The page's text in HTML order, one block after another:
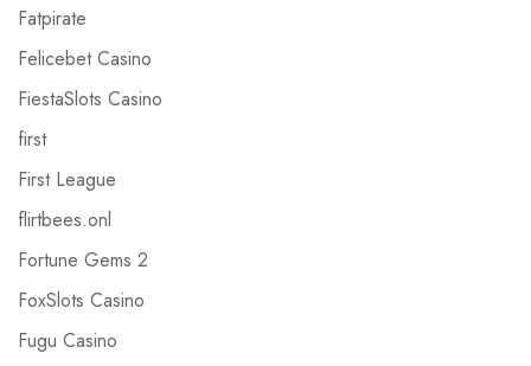
Fatpirate
Felicebet Casino
FiestaSlots Casino
first
First League
flirtbees.onl
Fortune Gems 2
FoxSlots Casino
Fugu Casino